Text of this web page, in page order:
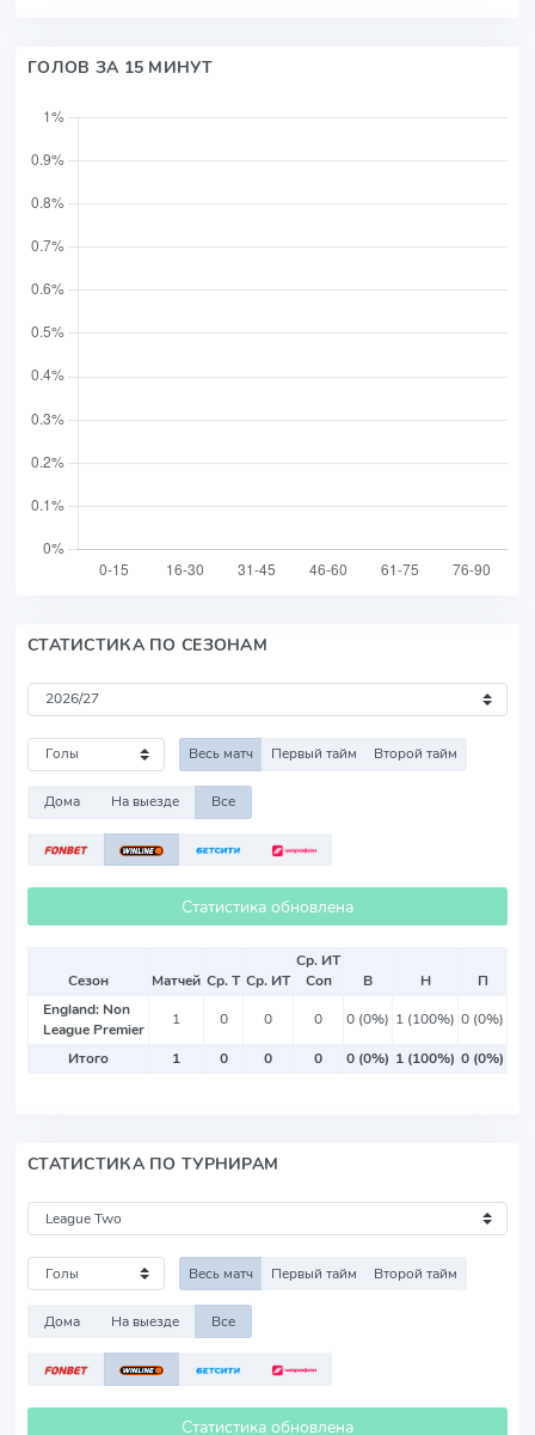
ГОЛОВ ЗА 15 МИНУТ
СТАТИСТИКА ПО СЕЗОНАМ
Весь матч Первый тайм Второй тайм
Дома На выезде Все
Статистика обновлена
Сезон Матчей Ср. Т Ср. ИТ
Ср. ИТ
Соп
В Н
П
England: Non
League Premier
1 0 0 0 0 (0%) 1 (100%) 0 (0%)
Итого 1 0 0 0 0 (0%) 1 (100%) 0 (0%)
СТАТИСТИКА ПО ТУРНИРАМ
Весь матч Первый тайм Второй тайм
Дома На выезде Все
Статистика обновлена